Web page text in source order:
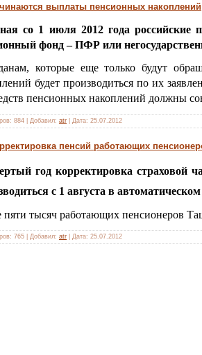
выплаты пенсионных накоплений
со 1 июля 2012 года российские
фонд – ПФР или
которые еще только будут
будет производиться по их
пенсионных накоплений должны
884 Добавил: atr Дата: 25.07.2012
пенсий работающих
год корректировка страховой
с 1 августа в
пяти тысяч работающих пенсионеров
765 Добавил: atr Дата: 25.07.2012